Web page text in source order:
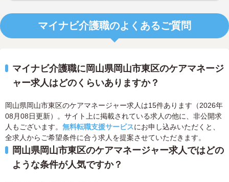
マイナビ介護職のよくあるご質問
マイナビ介護職に岡山県岡山市東区のケアマネージ
ャー求人はどのくらいありますか？
岡山県岡山市東区のケアマネージャー求人は15件あります（2026年
08月08日更新）。サイト上に掲載されている求人の他に、非公開求
人もございます。 無料転職支援サービスにお申し込みいただくと、
全求人からご希望条件に合う求人を提案させていただきます。
岡山県岡山市東区のケアマネージャー求人ではどの
ような条件が人気ですか？